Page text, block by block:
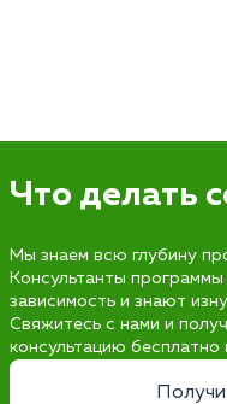
Что делать
Мы знаем всю глубину
Консультанты
зависимость и знают
Свяжитесь с нами и
консультацию бесплатно